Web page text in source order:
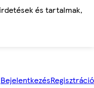
és tartalmak,
BejelentkezésRegisztráció